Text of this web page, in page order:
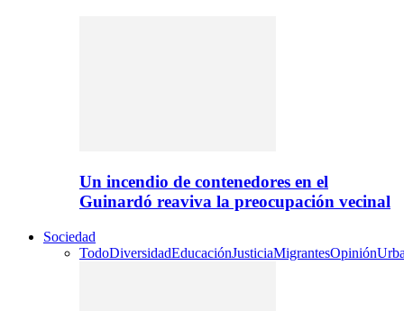
Un incendio de contenedores en el
Guinardó reaviva la preocupación vecinal
Sociedad
TodoDiversidadEducaciónJusticiaMigrantesOpinión